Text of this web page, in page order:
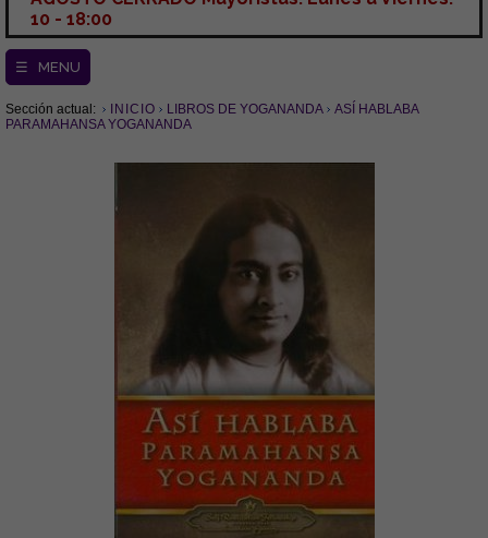
10 - 18:00
☰ MENU
Sección actual: INICIO LIBROS DE YOGANANDA
ASÍ HABLABA
PARAMAHANSA YOGANANDA